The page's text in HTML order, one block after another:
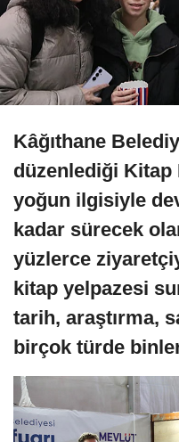
Kâğıthane
düzenlediği Kitap
yoğun ilgisiyle
kadar sürecek
yüzlerce
kitap yelpazesi
tarih, araştırma,
birçok türde